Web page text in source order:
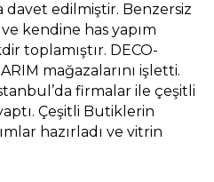
davet edilmiştir. Benzersiz
kendine has yapım
toplamıştır. DECO-
mağazalarını işletti.
firmalar ile çeşitli
Çeşitli Butiklerin
hazırladı ve vitrin